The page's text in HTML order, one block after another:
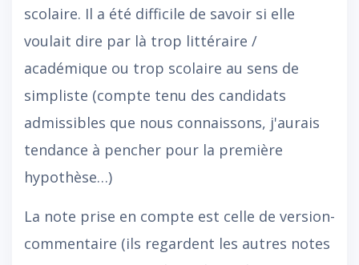
scolaire. Il a été difficile de savoir si elle
voulait dire par là trop littéraire /
académique ou trop scolaire au sens de
simpliste (compte tenu des candidats
admissibles que nous connaissons, j'aurais
tendance à pencher pour la première
hypothèse…)
La note prise en compte est celle de version-
commentaire (ils regardent les autres notes